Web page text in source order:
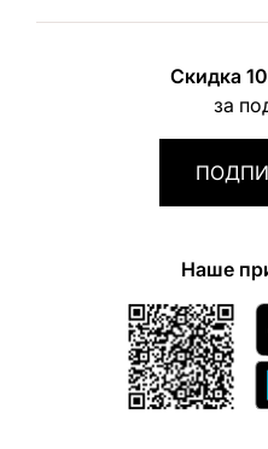
Скидка
за
Наше